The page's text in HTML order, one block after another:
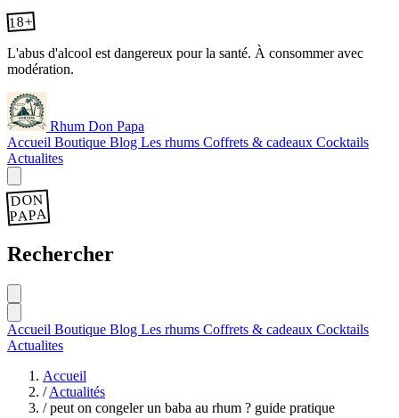
18+
L'abus d'alcool est dangereux pour la santé. À consommer avec
modération.
Rhum Don Papa
Accueil Boutique Blog Les rhums Coffrets & cadeaux Cocktails
Actualites
DON
PAPA
Rechercher
Accueil Boutique Blog Les rhums Coffrets & cadeaux Cocktails
Actualites
Accueil
/ Actualités
/ peut on congeler un baba au rhum ? guide pratique